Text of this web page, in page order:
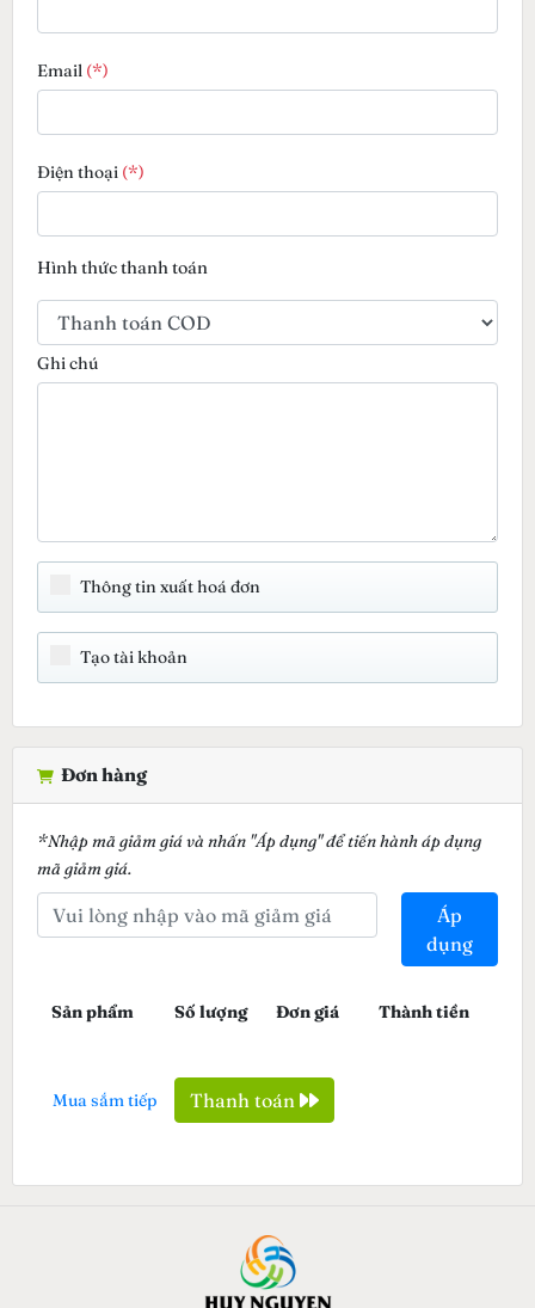
Email (*)
Điện thoại (*)
Hình thức thanh toán
Ghi chú
Thông tin xuất hoá đơn
Tạo tài khoản
Đơn hàng
*Nhập mã giảm giá và nhấn "Áp dụng" để tiến hành áp dụng
mã giảm giá.
Áp
dụng
Sản phẩm Số lượng Đơn giá Thành tiền
Mua sắm tiếp Thanh toán